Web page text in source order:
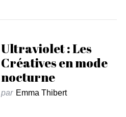
Ultraviolet : Les
Créatives en mode
nocturne
par Emma Thibert